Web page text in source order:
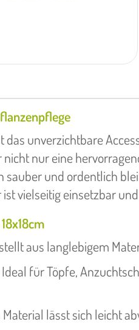
das unverzichtbare
nur eine
sauber und ordentlich
vielseitig einsetzbar
aus langlebigem
Ideal für Töpfe,
Material lässt sich leicht